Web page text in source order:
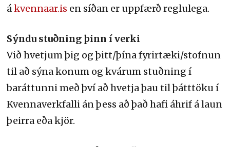
ákvennaar.is en síðan er uppfærð reglulega.
Sýndu stuðning þinn í verki
Við hvetjum þig og þitt/þína fyrirtæki/stofnun
til að sýna konum og kvárum stuðning í
baráttunni með því að hvetja þau til þátttöku í
Kvennaverkfalli án þess að það hafi áhrif á laun
þeirra eða kjör.